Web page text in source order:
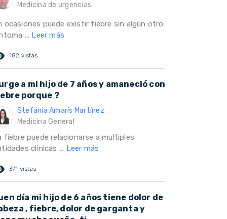
Medicina de urgencias
ocasiones puede existir fiebre sin algún otro
... Leer más
182 vistas
a mi hijo de 7 años y amaneció con
porque ?
Stefania Amarís Martínez
Medicina General
fiebre puede relacionarse a multiples
clínicas ... Leer más
371 vistas
día mi hijo de 6 años tiene dolor de
, fiebre, dolor de garganta y